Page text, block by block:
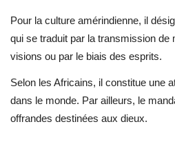
Pour la culture amérindienne, il
qui se traduit par la transmission de
visions ou par le biais des esprits.
Selon les Africains, il constitue une
dans le monde. Par ailleurs, le
offrandes destinées aux dieux.